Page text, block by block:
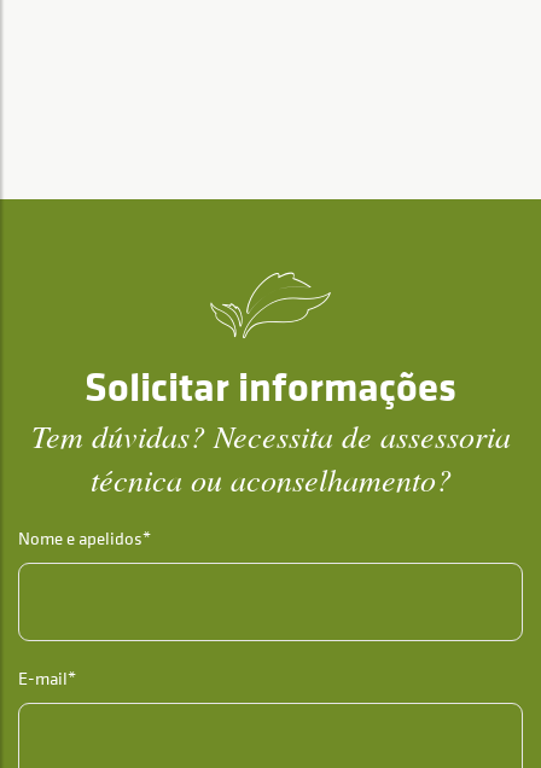
Solicitar informações
Tem dúvidas? Necessita de assessoria
técnica ou aconselhamento?
Nome e apelidos*
E-mail*